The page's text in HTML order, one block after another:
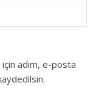
için adım, e-posta